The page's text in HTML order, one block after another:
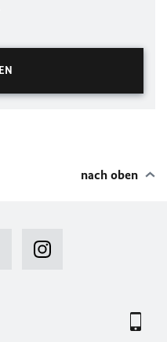
nach oben